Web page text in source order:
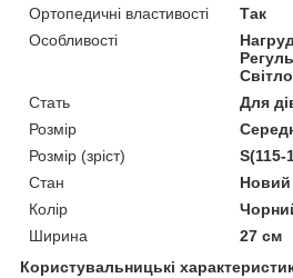
Ортопедичні властивості
Так
Особливості
Стать
Для
Розмір
Розмір (зріст)
S(115-
Стан
Новий
Колір
Ширина
27 см
Користувальницькі